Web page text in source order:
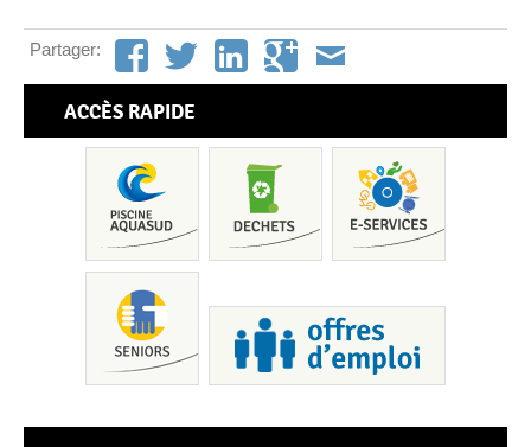
Partager:
ACCÈS RAPIDE